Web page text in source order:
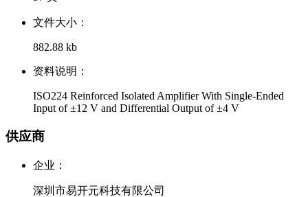
文件大小：
882.88 kb
资料说明：
ISO224 Reinforced Isolated Amplifier With Single-Ended
Input of ±12 V and Differential Output of ±4 V
供应商
企业：
深圳市易开元科技有限公司